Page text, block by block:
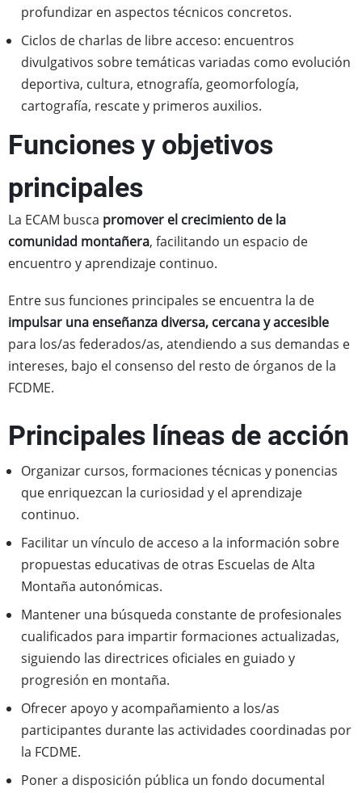
profundizar en aspectos técnicos concretos.
Ciclos de charlas de libre acceso: encuentros
divulgativos sobre temáticas variadas como evolución
deportiva, cultura, etnografía, geomorfología,
cartografía, rescate y primeros auxilios.
Funciones y objetivos
principales
La ECAM busca promover el crecimiento de la
comunidad montañera, facilitando un espacio de
encuentro y aprendizaje continuo.
Entre sus funciones principales se encuentra la de
impulsar una enseñanza diversa, cercana y accesible
para los/as federados/as, atendiendo a sus demandas e
intereses, bajo el consenso del resto de órganos de la
FCDME.
Principales líneas de acción
Organizar cursos, formaciones técnicas y ponencias
que enriquezcan la curiosidad y el aprendizaje
continuo.
Facilitar un vínculo de acceso a la información sobre
propuestas educativas de otras Escuelas de Alta
Montaña autonómicas.
Mantener una búsqueda constante de profesionales
cualificados para impartir formaciones actualizadas,
siguiendo las directrices oficiales en guiado y
progresión en montaña.
Ofrecer apoyo y acompañamiento a los/as
participantes durante las actividades coordinadas por
la FCDME.
Poner a disposición pública un fondo documental